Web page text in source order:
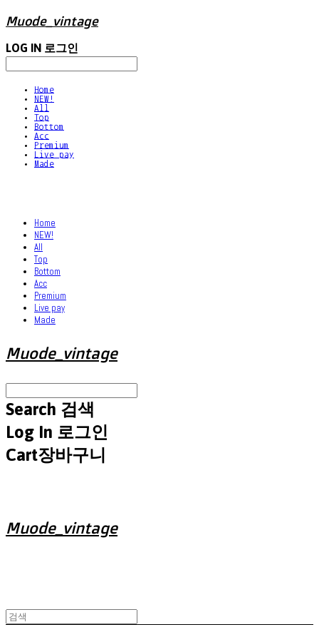
Muode_vintage
LOG IN 로그인
Home
NEW!
All
Top
Bottom
Acc
Premium
Live pay
Made
Home
NEW!
All
Top
Bottom
Acc
Premium
Live pay
Made
Muode_vintage
Search 검색
Log In 로그인
Cart장바구니
Muode_vintage